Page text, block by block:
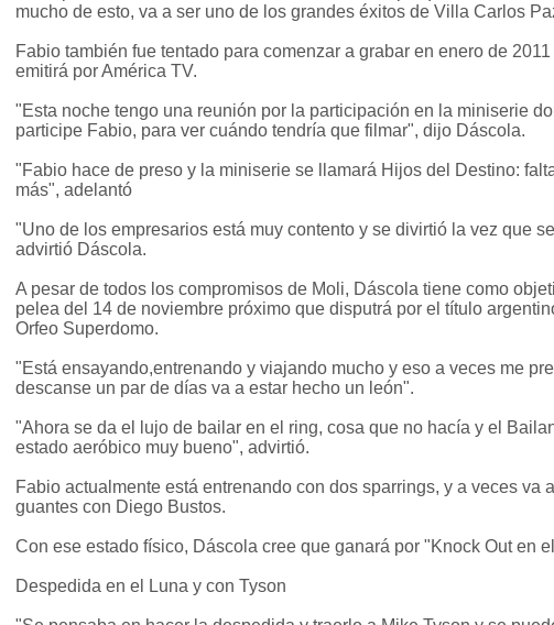
mucho de esto, va a ser uno de los grandes éxitos de Villa Carlos
Fabio también fue tentado para comenzar a grabar en enero de
emitirá por América TV.
"Esta noche tengo una reunión por la participación en la miniserie
participe Fabio, para ver cuándo tendría que filmar", dijo Dáscola.
"Fabio hace de preso y la miniserie se llamará Hijos del Destino:
más", adelantó
"Uno de los empresarios está muy contento y se divirtió la vez que
advirtió Dáscola.
A pesar de todos los compromisos de Moli, Dáscola tiene como
pelea del 14 de noviembre próximo que disputrá por el título
Orfeo Superdomo.
"Está ensayando,entrenando y viajando mucho y eso a veces me
descanse un par de días va a estar hecho un león".
"Ahora se da el lujo de bailar en el ring, cosa que no hacía y el
estado aeróbico muy bueno", advirtió.
Fabio actualmente está entrenando con dos sparrings, y a veces va
guantes con Diego Bustos.
Con ese estado físico, Dáscola cree que ganará por "Knock Out en
Despedida en el Luna y con Tyson